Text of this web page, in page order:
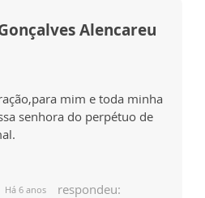
Alencareu
mim e toda minha
senhora do perpétuo de
Há 6 anos
respondeu: